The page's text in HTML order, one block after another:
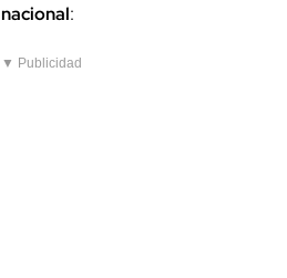
nacional:
▼ Publicidad